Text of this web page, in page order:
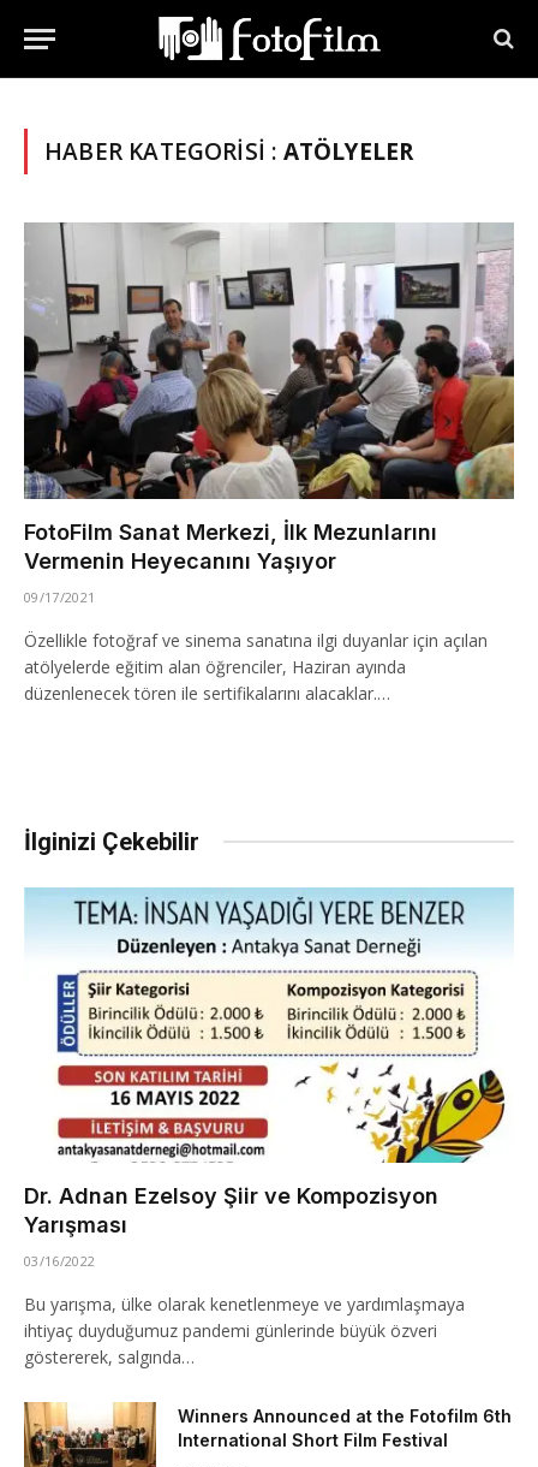
HABER KATEGORISI : ATÖLYELER
FotoFilm Sanat Merkezi, İlk Mezunlarını
Vermenin Heyecanını Yaşıyor
09/17/2021
Özellikle fotoğraf ve sinema sanatına ilgi duyanlar için açılan
atölyelerde eğitim alan öğrenciler, Haziran ayında
düzenlenecek tören ile sertifikalarını alacaklar.…
İlginizi Çekebilir
Dr. Adnan Ezelsoy Şiir ve Kompozisyon
Yarışması
03/16/2022
Bu yarışma, ülke olarak kenetlenmeye ve yardımlaşmaya
ihtiyaç duyduğumuz pandemi günlerinde büyük özveri
göstererek, salgında…
Winners Announced at the Fotofilm 6th
International Short Film Festival